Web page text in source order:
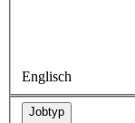
Englisch
Jobtyp